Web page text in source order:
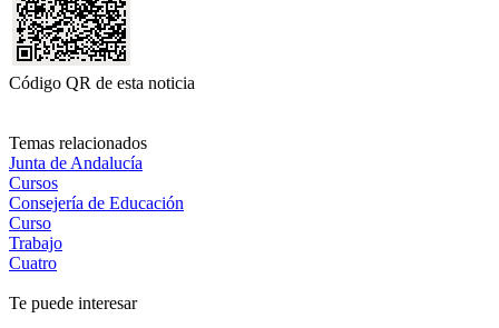
Código QR de esta noticia
Temas relacionados
Junta de Andalucía
Cursos
Consejería de Educación
Curso
Trabajo
Cuatro
Te puede interesar